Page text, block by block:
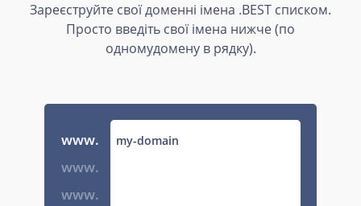
Зареєструйте свої доменні імена .BEST списком.
Просто введіть свої імена нижче (по
одномудомену в рядку).
www.
www.
www.